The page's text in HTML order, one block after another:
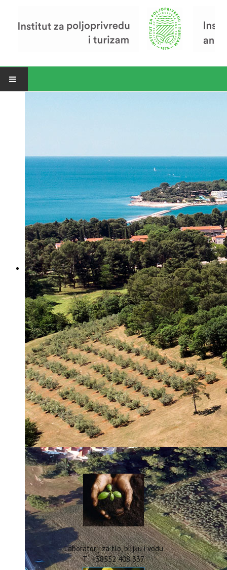
Zavod za poljoprivredu i prehranu
Zavod za ekonomiku i razvoj poljoprivrede
Zavod za turizam
Pokusno poljoprivredno imanje
Zaposlenici
Euraxess
Misija i vizija
Upravno Vijeće
Rad Upravnog vijeća
Znanstveno Vijeće
Rad Znanstvenog vijeća
Etičko povjerenstvo
Etički kodeks
Financiranje
Proračun
Potpore
PROGRAMSKO FINANCIRANJE
Izvještavanje po uredbi
Projekti Instituta
Dialogue4Tourism
REVIVE
WASTEREDUCE
MITOMED+
WINTERMED
CASTWATER
INHERIT
CONSUMLESS PLUS
IstraOILFest
ARHIVA PROJEKATA
IstraECOinclusive
Izdavačka djelatnost
Izbor u znanstvena zvanja
Dokumenti
Statut
Strategija
CIP
Pravo na pristup informacijama
Laboratorij za tlo, biljku i vodu
T: +38552 408 337